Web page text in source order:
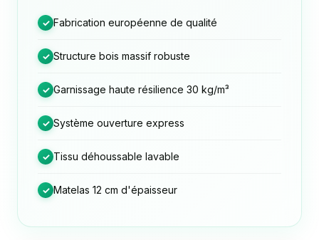
✓ Fabrication européenne de qualité
✓ Structure bois massif robuste
✓ Garnissage haute résilience 30 kg/m³
✓ Système ouverture express
✓ Tissu déhoussable lavable
✓ Matelas 12 cm d'épaisseur